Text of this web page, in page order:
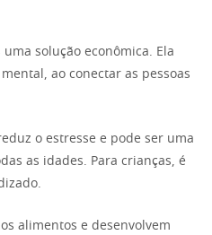
solução econômica. Ela
ao conectar as pessoas
o estresse e pode ser uma
as idades. Para crianças, é
alimentos e desenvolvem